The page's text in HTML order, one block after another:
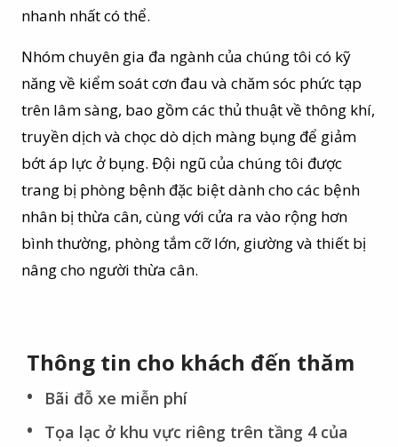
nhanh nhất có thể.
Nhóm chuyên gia đa ngành của chúng tôi có kỹ
năng về kiểm soát cơn đau và chăm sóc phức tạp
trên lâm sàng, bao gồm các thủ thuật về thông khí,
truyền dịch và chọc dò dịch màng bụng để giảm
bớt áp lực ở bụng. Đội ngũ của chúng tôi được
trang bị phòng bệnh đặc biệt dành cho các bệnh
nhân bị thừa cân, cùng với cửa ra vào rộng hơn
bình thường, phòng tắm cỡ lớn, giường và thiết bị
nâng cho người thừa cân.
Thông tin cho khách đến thăm
Bãi đỗ xe miễn phí
Tọa lạc ở khu vực riêng trên tầng 4 của